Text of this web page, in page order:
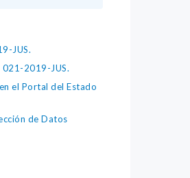
JUS.
021-2019-JUS.
el Portal del Estado
de Datos